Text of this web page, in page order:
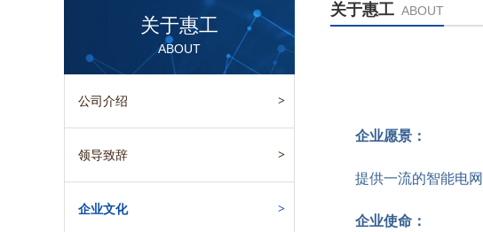
关于惠工
ABOUT
公司介绍 >
领导致辞 >
企业文化 >
关于惠工 ABOUT
企业愿景：
提供一流的智能电
企业使命：